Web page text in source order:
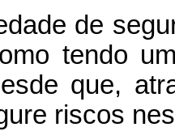
de
tendo
que,
riscos